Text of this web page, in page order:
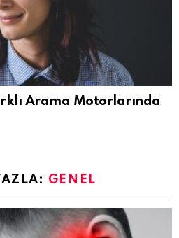
Arama Motorlarında
GENEL